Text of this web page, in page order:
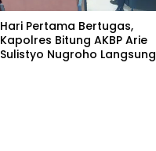
Hari Pertama Bertugas,
Kapolres Bitung AKBP Arie
Sulistyo Nugroho Langsung